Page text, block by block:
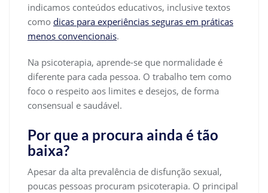
indicamos conteúdos educativos, inclusive textos
como dicas para experiências seguras em práticas
menos convencionais.
Na psicoterapia, aprende-se que normalidade é
diferente para cada pessoa. O trabalho tem como
foco o respeito aos limites e desejos, de forma
consensual e saudável.
Por que a procura ainda é tão
baixa?
Apesar da alta prevalência de disfunção sexual,
poucas pessoas procuram psicoterapia. O principal